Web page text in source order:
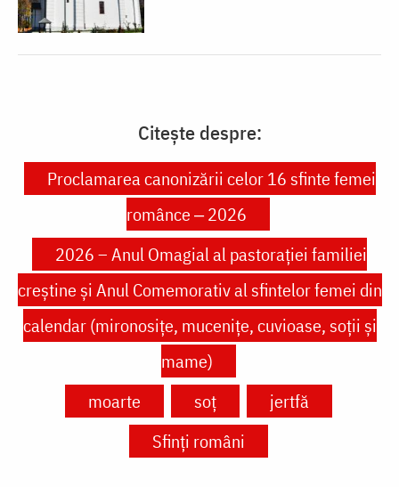
Citește despre:
Proclamarea canonizării celor 16 sfinte femei
românce ‒ 2026
2026 – Anul Omagial al pastorației familiei
creștine și Anul Comemorativ al sfintelor femei din
calendar (mironosițe, mucenițe, cuvioase, soții și
mame)
moarte
soț
jertfă
Sfinți români